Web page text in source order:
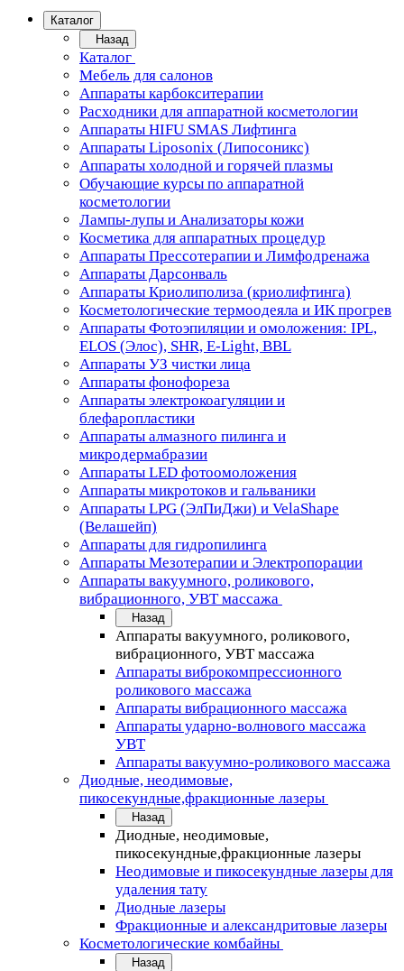
Каталог
Назад
Каталог
Мебель для салонов
Аппараты карбокситерапии
Расходники для аппаратной косметологии
Аппараты HIFU SMAS Лифтинга
Аппараты Liposonix (Липосоникс)
Аппараты холодной и горячей плазмы
Обучающие курсы по аппаратной
косметологии
Лампы-лупы и Анализаторы кожи
Косметика для аппаратных процедур
Аппараты Прессотерапии и Лимфодренажа
Аппараты Дарсонваль
Аппараты Криолиполиза (криолифтинга)
Косметологические термоодеяла и ИК прогрев
Аппараты Фотоэпиляции и омоложения: IPL,
ELOS (Элос), SHR, E-Light, BBL
Аппараты УЗ чистки лица
Аппараты фонофореза
Аппараты электрокоагуляции и
блефаропластики
Аппараты алмазного пилинга и
микродермабразии
Аппараты LED фотоомоложения
Аппараты микротоков и гальваники
Аппараты LPG (ЭлПиДжи) и VelaShape
(Велашейп)
Аппараты для гидропилинга
Аппараты Мезотерапии и Электропорации
Аппараты вакуумного, роликового,
вибрационного, УВТ массажа
Назад
Аппараты вакуумного, роликового,
вибрационного, УВТ массажа
Аппараты виброкомпрессионного
роликового массажа
Аппараты вибрационного массажа
Аппараты ударно-волнового массажа
УВТ
Аппараты вакуумно-роликового массажа
Диодные, неодимовые,
пикосекундные,фракционные лазеры
Назад
Диодные, неодимовые,
пикосекундные,фракционные лазеры
Неодимовые и пикосекундные лазеры для
удаления тату
Диодные лазеры
Фракционные и александритовые лазеры
Косметологические комбайны
Назад